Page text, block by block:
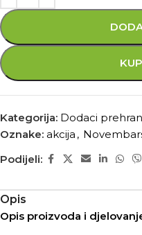
Kategorija: Dodaci
Oznake: akcija ,
Podijeli:
Opis
Opis proizvoda i